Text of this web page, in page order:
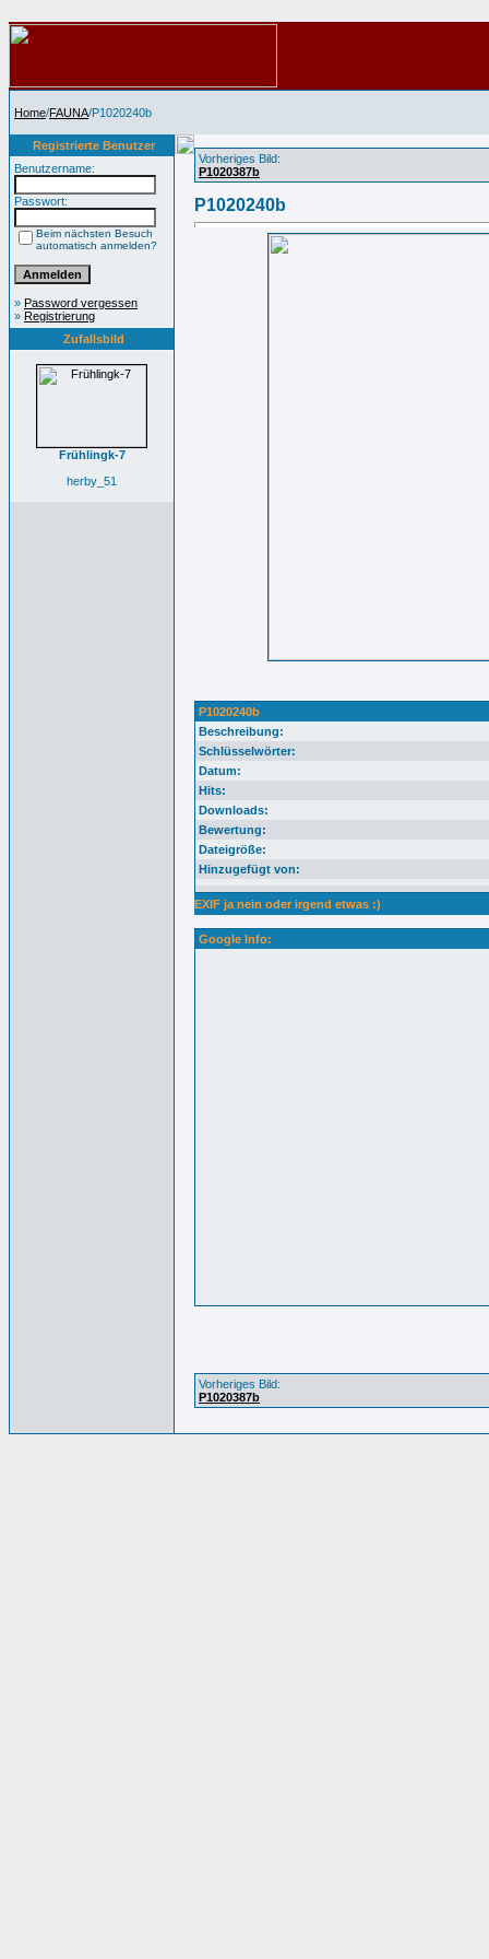
Home/FAUNA/P1020240b
Registrierte Benutzer
Benutzername:
Passwort:
Beim nächsten Besuch
automatisch anmelden?
» Password vergessen
» Registrierung
Zufallsbild
Frühlingk-7
herby_51
Vorheriges Bild:
P1020387b
P1020240b
P1020240b
Beschreibung:
Schlüsselwörter:
Datum:
Hits:
Downloads:
Bewertung:
Dateigröße:
Hinzugefügt von:
EXIF ja nein oder irgend etwas :)
Google Info:
Vorheriges Bild:
P1020387b